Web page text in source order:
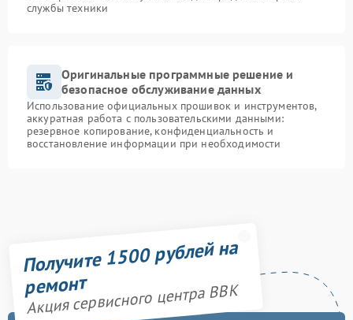
службы техники
Оригинальные программные решение и
безопасное обслуживание данных
Использование официальных прошивок и инструментов,
аккуратная работа с пользовательскими данными:
резервное копирование, конфиденциальность и
восстановление информации при необходимости
Получите 1500 рублей на
ремонт
Акция сервисного центра BBK